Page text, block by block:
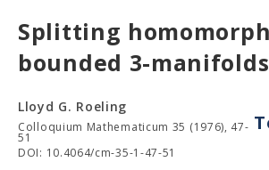
Splitting
bounded 3-manifolds
Lloyd G. Roeling
Colloquium Mathematicum 35 (1976), 47-
51
DOI: 10.4064/cm-35-1-47-51